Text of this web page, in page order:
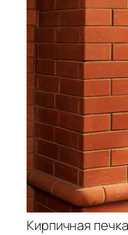
Кирпичная